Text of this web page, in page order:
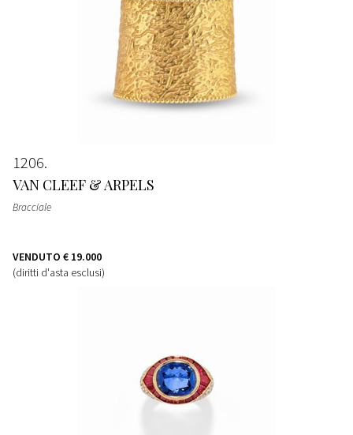
1206
VAN CLEEF & ARPELS
Bracciale
VENDUTO € 19.000
(diritti d'asta esclusi)